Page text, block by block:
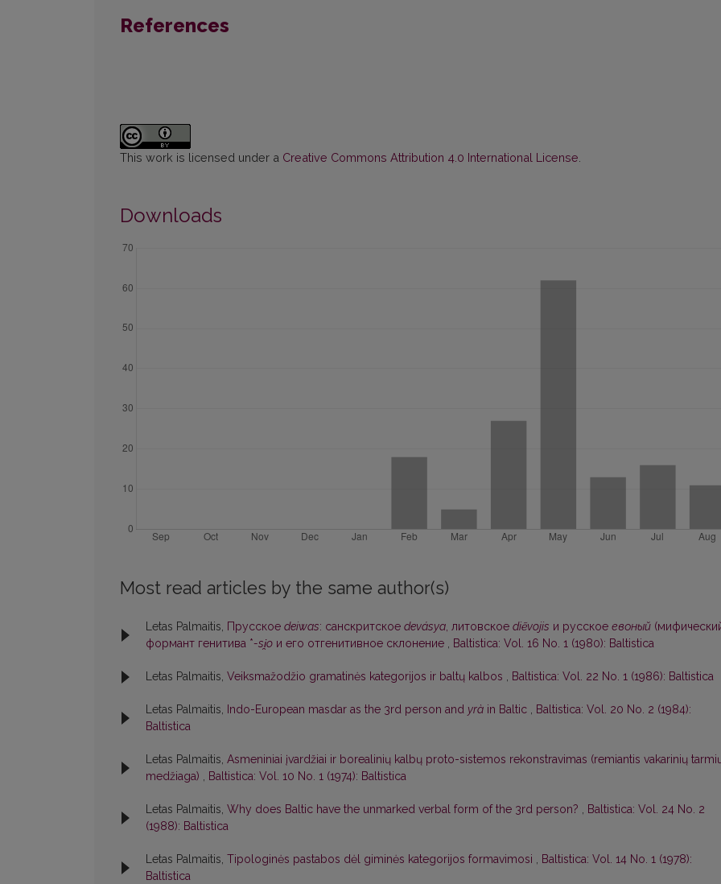
References
This work is licensed under a Creative Commons Attribution 4.0 International License
Downloads
Most read articles by the same author(s)
Letas Palmaitis, Прусское deiwas: санскритское devásya, литовское diẽvojis и русское евоный
формант генитива *-si̯o и его отгенитивное склонение , Baltistica: Vol. 16 No. 1 (1980): Baltistica
Letas Palmaitis, Veiksmažodžio gramatinės kategorijos ir baltų kalbos , Baltistica: Vol. 22 No. 1 (1986): Baltistica
Letas Palmaitis, Indo-European masdar as the 3rd person and yrà in Baltic , Baltistica: Vol. 20 No. 2 (1984):
Baltistica
Letas Palmaitis, Asmeniniai įvardžiai ir borealinių kalbų proto-sistemos rekonstravimas (remiantis vakarinių
medžiaga) , Baltistica: Vol. 10 No. 1 (1974): Baltistica
Letas Palmaitis, Why does Baltic have the unmarked verbal form of the 3rd person? , Baltistica: Vol. 24 No. 2
(1988): Baltistica
Letas Palmaitis, Tipologinės pastabos dėl giminės kategorijos formavimosi , Baltistica: Vol. 14 No. 1 (1978):
Baltistica